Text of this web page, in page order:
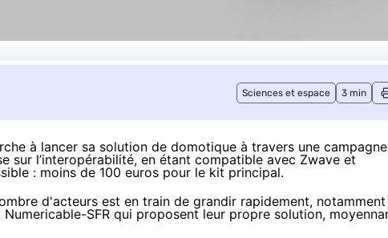
Sciences et espace 3 min
à lancer sa solution de domotique à travers une campagne
sur l’interopérabilité, en étant compatible avec Zwave et
: moins de 100 euros pour le kit principal.
d'acteurs est en train de grandir rapidement, notamment
Numericable-SFR qui proposent leur propre solution,